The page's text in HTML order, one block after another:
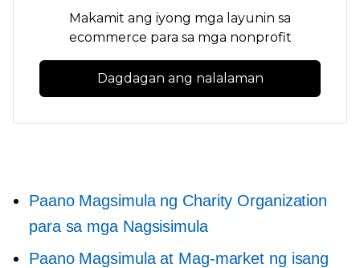
Makamit ang iyong mga layunin sa
ecommerce para sa mga nonprofit
Dagdagan ang nalalaman
Paano Magsimula ng Charity Organization
para sa mga Nagsisimula
Paano Magsimula at Mag-market ng isang